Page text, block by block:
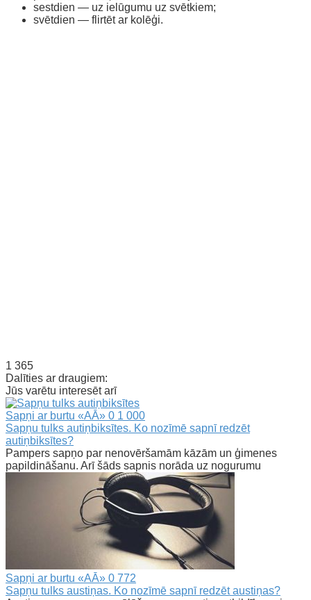
sestdien — uz ielūgumu uz svētkiem;
svētdien — flirtēt ar kolēģi.
1 365
Dalīties ar draugiem:
Jūs varētu interesēt arī
Sapņi ar burtu «AĀ» 0 1 000
Sapņu tulks autiņbiksītes. Ko nozīmē sapnī redzēt
autiņbiksītes?
Pampers sapņo par nenovēršamām kāzām un ģimenes
papildināšanu. Arī šāds sapnis norāda uz nogurumu
Sapņi ar burtu «AĀ» 0 772
Sapņu tulks austiņas. Ko nozīmē sapnī redzēt austiņas?